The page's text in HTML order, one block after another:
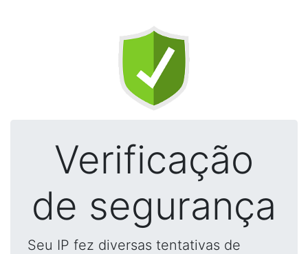
Verificação
de segurança
Seu IP fez diversas tentativas de